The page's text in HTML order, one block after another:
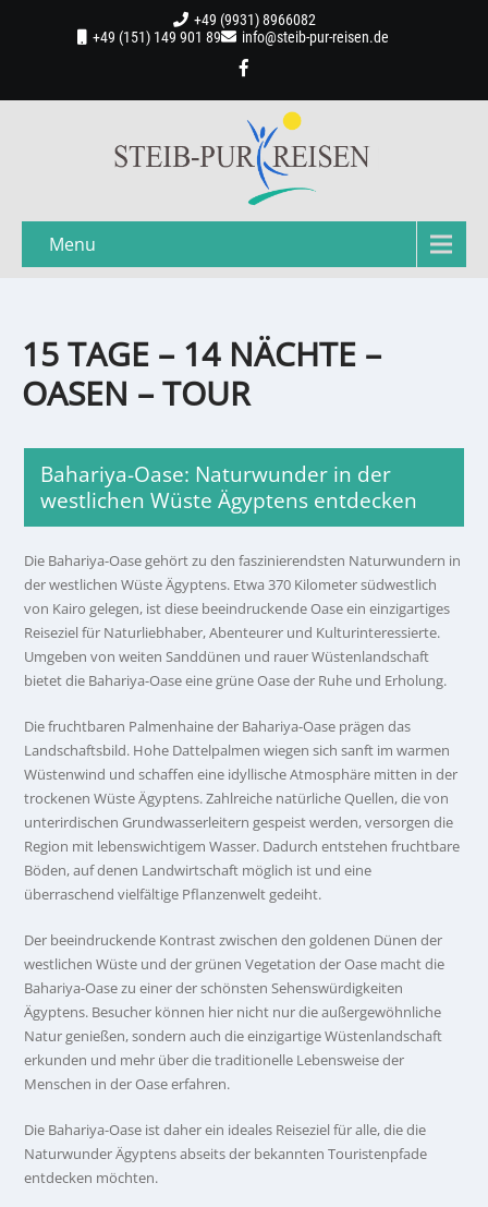
+49 (9931) 8966082
+49 (151) 149 901 89
info@steib-pur-reisen.de
Menu
15 TAGE – 14 NÄCHTE –
OASEN – TOUR
Bahariya-Oase: Naturwunder in der
westlichen Wüste Ägyptens entdecken
Die Bahariya-Oase gehört zu den faszinierendsten Naturwundern in
der westlichen Wüste Ägyptens. Etwa 370 Kilometer südwestlich
von Kairo gelegen, ist diese beeindruckende Oase ein einzigartiges
Reiseziel für Naturliebhaber, Abenteurer und Kulturinteressierte.
Umgeben von weiten Sanddünen und rauer Wüstenlandschaft
bietet die Bahariya-Oase eine grüne Oase der Ruhe und Erholung.
Die fruchtbaren Palmenhaine der Bahariya-Oase prägen das
Landschaftsbild. Hohe Dattelpalmen wiegen sich sanft im warmen
Wüstenwind und schaffen eine idyllische Atmosphäre mitten in der
trockenen Wüste Ägyptens. Zahlreiche natürliche Quellen, die von
unterirdischen Grundwasserleitern gespeist werden, versorgen die
Region mit lebenswichtigem Wasser. Dadurch entstehen fruchtbare
Böden, auf denen Landwirtschaft möglich ist und eine
überraschend vielfältige Pflanzenwelt gedeiht.
Der beeindruckende Kontrast zwischen den goldenen Dünen der
westlichen Wüste und der grünen Vegetation der Oase macht die
Bahariya-Oase zu einer der schönsten Sehenswürdigkeiten
Ägyptens. Besucher können hier nicht nur die außergewöhnliche
Natur genießen, sondern auch die einzigartige Wüstenlandschaft
erkunden und mehr über die traditionelle Lebensweise der
Menschen in der Oase erfahren.
Die Bahariya-Oase ist daher ein ideales Reiseziel für alle, die die
Naturwunder Ägyptens abseits der bekannten Touristenpfade
entdecken möchten.